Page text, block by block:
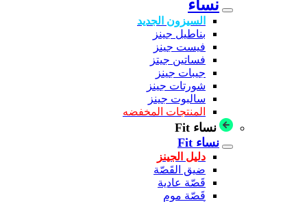
نساء
السيزون الجديد
بناطيل جينز
فيست جينز
فساتين جيتز
جيبات جينز
شورتات جينز
سالبوت جينز
المنتجات المخفضه
نساء Fit
نساء Fit
دليل الجينز
ضيق القَصّة
قَصّة عادية
قَصّة موم